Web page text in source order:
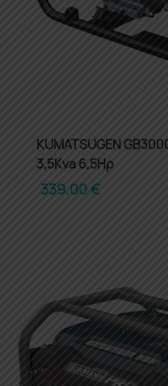
KUMATSUGEN
3,5Kva 6,5Ηρ
339.00€